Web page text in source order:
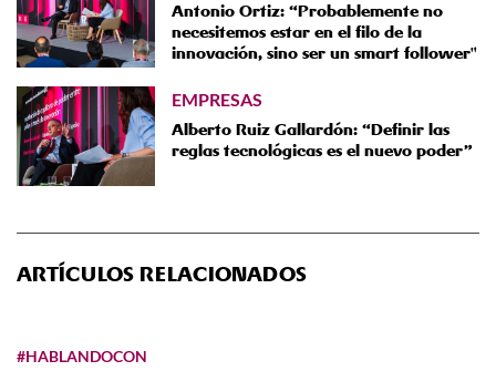
Antonio Ortiz: “Probablemente no
necesitemos estar en el filo de la
innovación, sino ser un smart follower"
EMPRESAS
Alberto Ruiz Gallardón: “Definir las
reglas tecnológicas es el nuevo poder”
ARTÍCULOS RELACIONADOS
#HABLANDOCON